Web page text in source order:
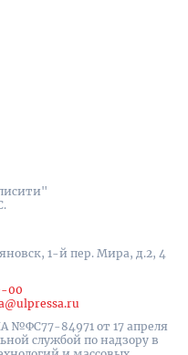
1-й пер. Мира, д.2, 4
00
№ФС77-84971 от 17 апреля
службой по надзору в